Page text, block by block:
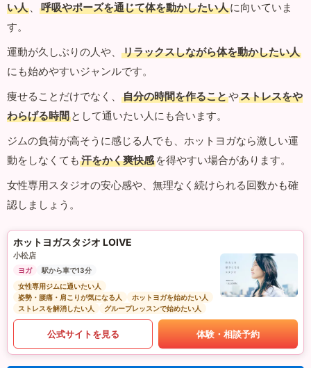
い人 、 呼吸やポーズを通じて体を動かしたい人に向いていま
す。
運動が久しぶりの人や、
リラックスしながら体を動かしたい人
にも始めやすいジャンルです。
痩せることだけでなく、
自分の時間を作ることやストレスをや
わらげる時間 として通いたい人にも合います。
ジムの負荷が高そうに感じる人でも、ホットヨガなら激しい運
動をしなくても 汗をかく爽快感 を得やすい場合があります。
女性専用スタジオの安心感や、無理なく続けられる回数かも確
認しましょう。
ホットヨガスタジオ LOIVE
小松店
ヨガ
駅から車で13分
女性専用ジムに通いたい人
姿勢・腰痛・肩こりが気になる人
ホットヨガを始めたい人
ストレスを解消したい人
グループレッスンで始めたい人
公式サイトを見る 体験・相談予約